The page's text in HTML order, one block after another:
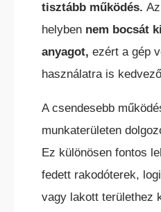
tisztább működés.
helyben nem bocsát
anyagot, ezért a gép
használatra is
A csendesebb
munkaterületen
Ez különösen fontos
fedett rakodóterek,
vagy lakott területhez